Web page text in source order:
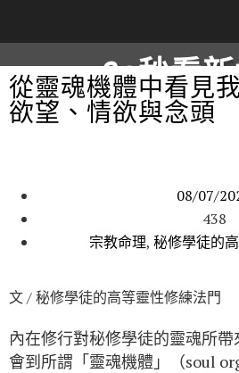
60秒看
柿子文化
從靈魂機體中看見
欲望、情欲與念頭
08/07/
438
宗教命理, 秘修學徒的
文 / 秘修學徒的高等靈性修練法門
內在修行對秘修學徒的靈魂所
會到所謂「靈魂機體」（soul